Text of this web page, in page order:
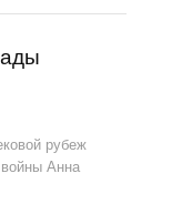
рубеж
Анна